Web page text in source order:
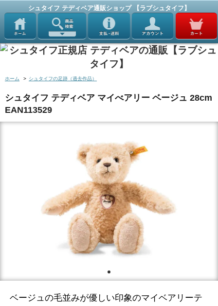
シュタイフ テディベア通販ショップ 【ラブシュタイフ】
ホーム > シュタイフの足跡（過去作品）
シュタイフ テディベア マイべアリー ベージュ 28cm
EAN113529
ベージュの毛並みが優しい印象のマイベアリーテ